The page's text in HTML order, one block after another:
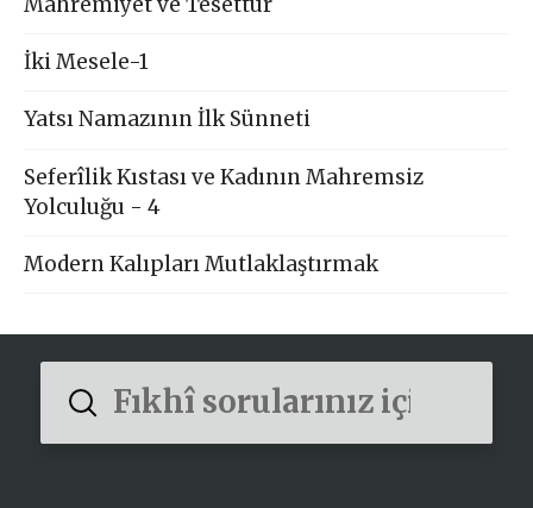
İki Mesele-1
Yatsı Namazının İlk Sünneti
Seferîlik Kıstası ve Kadının Mahremsiz
Yolculuğu - 4
Modern Kalıpları Mutlaklaştırmak
Search
Submit